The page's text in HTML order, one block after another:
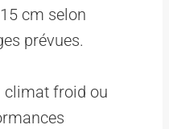
cm selon
prévues.
climat froid ou